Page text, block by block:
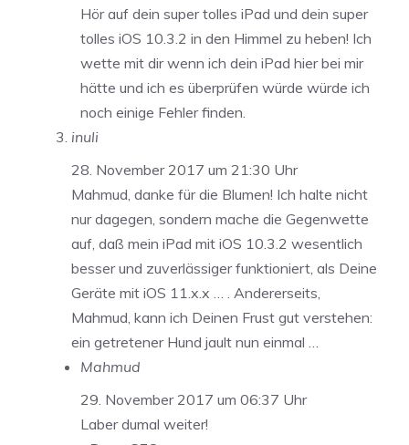
Hör auf dein super tolles iPad und dein super
tolles iOS 10.3.2 in den Himmel zu heben! Ich
wette mit dir wenn ich dein iPad hier bei mir
hätte und ich es überprüfen würde würde ich
noch einige Fehler finden.
inuli
28. November 2017 um 21:30 Uhr
Mahmud, danke für die Blumen! Ich halte nicht
nur dagegen, sondern mache die Gegenwette
auf, daß mein iPad mit iOS 10.3.2 wesentlich
besser und zuverlässiger funktioniert, als Deine
Geräte mit iOS 11.x.x … . Andererseits,
Mahmud, kann ich Deinen Frust gut verstehen:
ein getretener Hund jault nun einmal …
Mahmud
29. November 2017 um 06:37 Uhr
Laber dumal weiter!